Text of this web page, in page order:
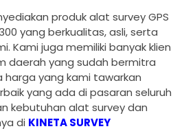
produk alat survey GPS
yang berkualitas, asli, serta
Kami juga memiliki banyak klien
daerah yang sudah bermitra
harga yang kami tawarkan
yang ada di pasaran seluruh
kebutuhan alat survey dan
di KINETA SURVEY